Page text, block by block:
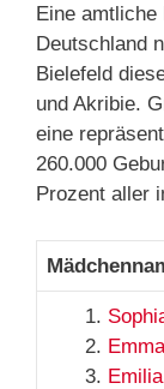
Eine
Deutschland
Bielefeld
und Akribie.
eine
260.000
Prozent aller
Emma
Emilia